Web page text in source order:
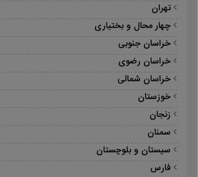
تهران
چهار محال و بختیاری
خراسان جنوبی
خراسان رضوی
خراسان شمالی
خوزستان
زنجان
سمنان
سیستان و بلوچستان
فارس